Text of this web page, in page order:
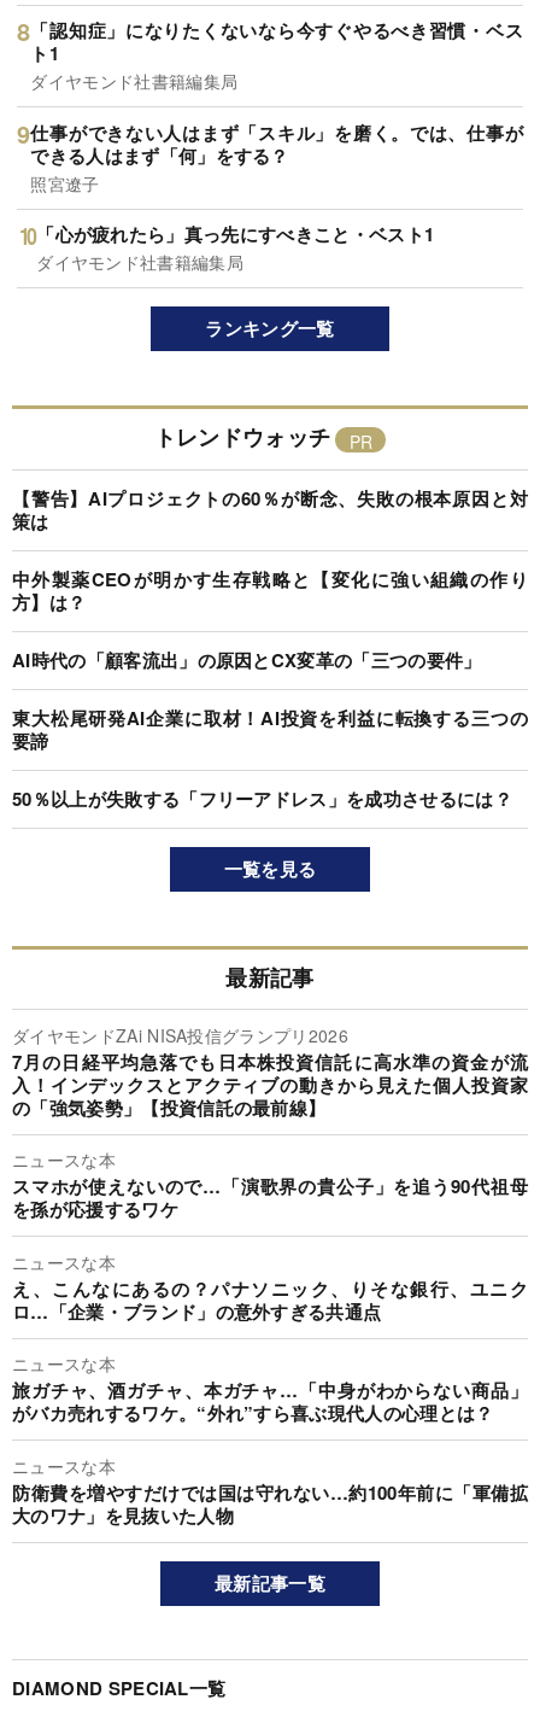
「認知症」になりたくないなら今すぐやるべき習慣・ベス
ト1
ダイヤモンド社書籍編集局
仕事ができない人はまず「スキル」を磨く。では、仕事が
できる人はまず「何」をする？
照宮遼子
「心が疲れたら」真っ先にすべきこと・ベスト1
ダイヤモンド社書籍編集局
ランキング一覧
トレンドウォッチ
【警告】AIプロジェクトの60％が断念、失敗の根本原因と対
策は
中外製薬CEOが明かす生存戦略と【変化に強い組織の作り
方】は？
AI時代の「顧客流出」の原因とCX変革の「三つの要件」
東大松尾研発AI企業に取材！AI投資を利益に転換する三つの
要諦
50％以上が失敗する「フリーアドレス」を成功させるには？
一覧を見る
最新記事
ダイヤモンドZAi NISA投信グランプリ2026
7月の日経平均急落でも日本株投資信託に高水準の資金が流
入！インデックスとアクティブの動きから見えた個人投資家
の「強気姿勢」【投資信託の最前線】
ニュースな本
スマホが使えないので…「演歌界の貴公子」を追う90代祖母
を孫が応援するワケ
ニュースな本
え、こんなにあるの？パナソニック、りそな銀行、ユニク
ロ…「企業・ブランド」の意外すぎる共通点
ニュースな本
旅ガチャ、酒ガチャ、本ガチャ…「中身がわからない商品」
がバカ売れするワケ。“外れ”すら喜ぶ現代人の心理とは？
ニュースな本
防衛費を増やすだけでは国は守れない…約100年前に「軍備拡
大のワナ」を見抜いた人物
最新記事一覧
DIAMOND SPECIAL一覧